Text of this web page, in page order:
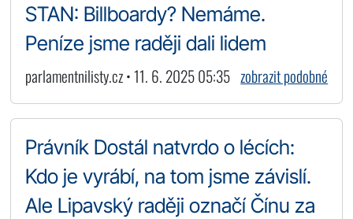
STAN: Billboardy? Nemáme.
Peníze jsme raději dali lidem
parlamentnilisty.cz • 11. 6. 2025 05:35 zobrazit podobné
Právník Dostál natvrdo o lécích:
Kdo je vyrábí, na tom jsme závislí.
Ale Lipavský raději označí Čínu za